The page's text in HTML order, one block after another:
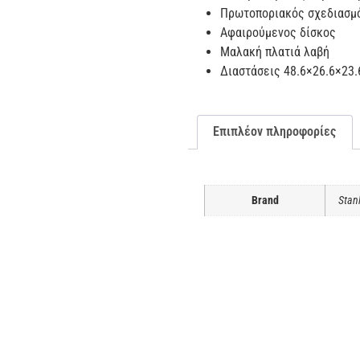
Πρωτοποριακός
Αφαιρούμενος δίσκος
Μαλακή πλατιά λαβή
Διαστάσεις
Επιπλέον πληροφορίες
Brand